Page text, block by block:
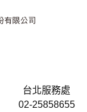
台北服務處
02-25858655